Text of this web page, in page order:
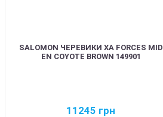
SALOMON ЧЕРЕВИКИ XA FORCES MID
EN COYOTE BROWN 149901
11245 грн